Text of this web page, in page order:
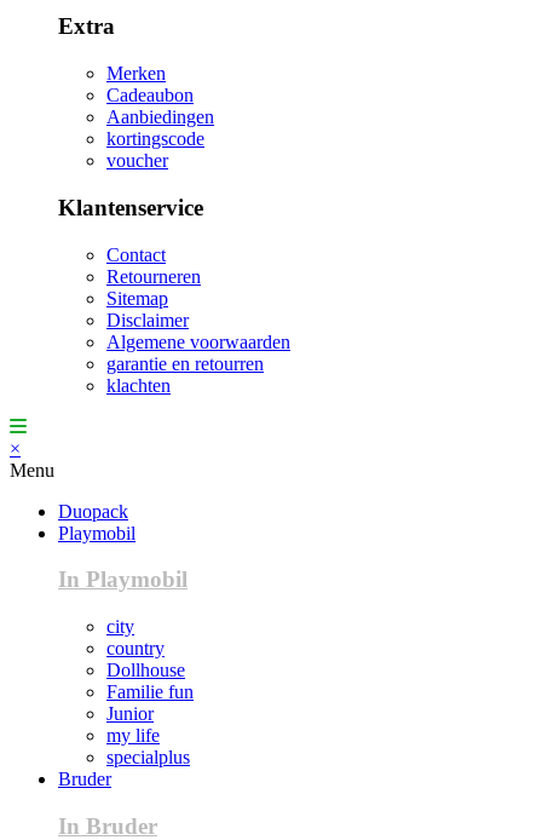
Extra
Merken
Cadeaubon
Aanbiedingen
kortingscode
voucher
Klantenservice
Contact
Retourneren
Sitemap
Disclaimer
Algemene voorwaarden
garantie en retourren
klachten
×
Menu
Duopack
Playmobil
In Playmobil
city
country
Dollhouse
Familie fun
Junior
my life
specialplus
Bruder
In Bruder